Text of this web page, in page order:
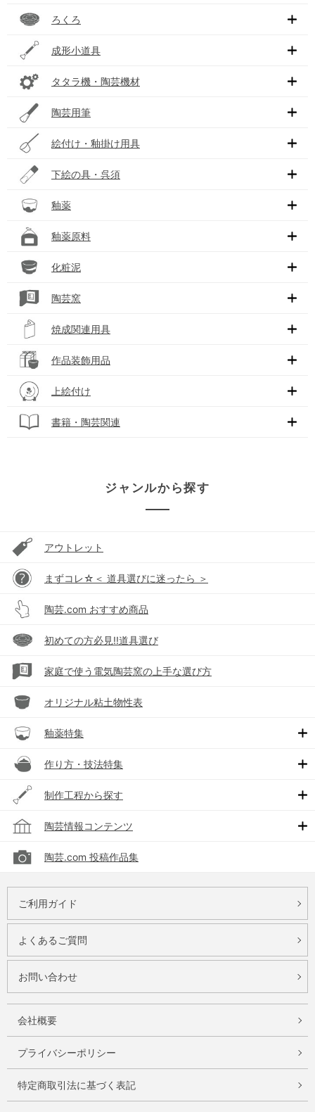
ろくろ
成形小道具
タタラ機・陶芸機材
陶芸用筆
絵付け・釉掛け用具
下絵の具・呉須
釉薬
釉薬原料
化粧泥
陶芸窯
焼成関連用具
作品装飾用品
上絵付け
書籍・陶芸関連
ジャンルから探す
アウトレット
まずコレ☆＜ 道具選びに迷ったら ＞
陶芸.com おすすめ商品
初めての方必見!!道具選び
家庭で使う電気陶芸窯の上手な選び方
オリジナル粘土物性表
釉薬特集
作り方・技法特集
制作工程から探す
陶芸情報コンテンツ
陶芸.com 投稿作品集
ご利用ガイド
よくあるご質問
お問い合わせ
会社概要
プライバシーポリシー
特定商取引法に基づく表記